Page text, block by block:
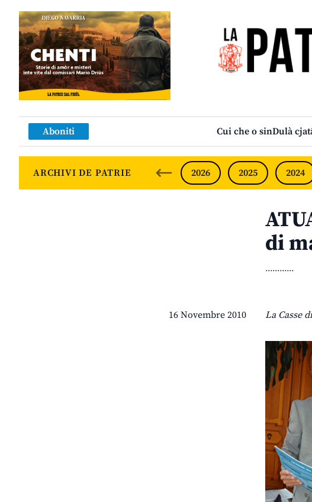
Aboniti Cui che o sinDulà
ARCHIVI DE PATRIE 2026 2025 2024
di
............
16 Novembre 2010 La Casse